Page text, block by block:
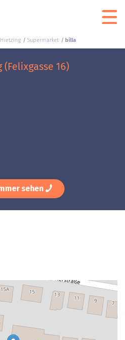
Supermarket billa
16)
sehen